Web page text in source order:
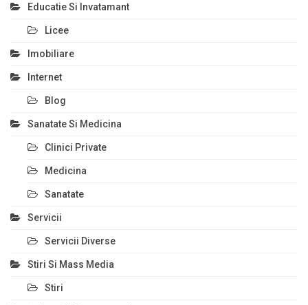
Educatie Si Invatamant
Licee
Imobiliare
Internet
Blog
Sanatate Si Medicina
Clinici Private
Medicina
Sanatate
Servicii
Servicii Diverse
Stiri Si Mass Media
Stiri